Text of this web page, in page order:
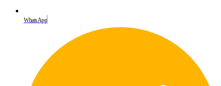
WhatsApp